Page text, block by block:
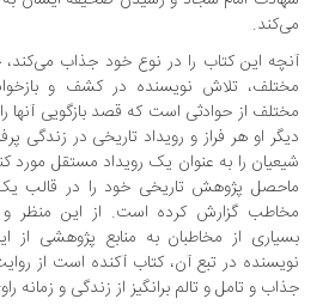
این کتاب را در نوع خود جذاب می‌کند، جدای
تلاش نویسنده در کشف و بازخوانی
از حوادثی است که قصد بازگویی آنها را
او هر فراز و رویداد تاریخی در زندگی پرفراز و
را به عنوان یک رویداد مستقل مورد کندوکاو
پژوهش تاریخی خود را در قالب یک
گزارش کرده است. از این منظر و به
از مخاطبان به منابع پژوهشی از این
در تبع آن، کتاب آکنده است از
و تامل و تالم برانگیز از زندگی و زمانه راوی